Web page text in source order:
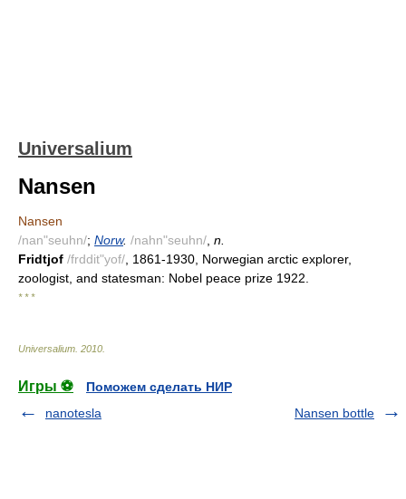
Universalium
Nansen
Nansen
/nan"seuhn/; Norw. /nahn"seuhn/ n.
Fridtjof /frddit"yof/ , 1861-1930, Norwegian arctic explorer,
zoologist, and statesman: Nobel peace prize 1922.
* * *
Universalium 2010
Игры ⚽
Поможем сделать НИР
nanotesla
Nansen bottle